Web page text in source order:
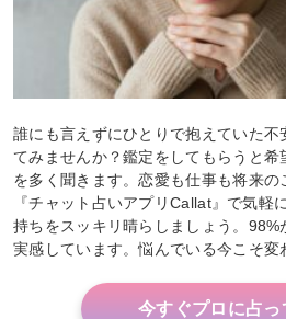
誰にも言えずにひとりで抱えていた不
てみませんか？鑑定をしてもらうと
を多く聞きます。恋愛も仕事も将来の
『チャット占いアプリCallat』で気軽
持ちをスッキリ晴らしましょう。98%
実感しています。悩んでいる今こそ変
今すぐプロに占っ